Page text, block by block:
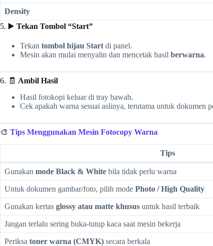
Density
5. ▶️ Tekan Tombol “Start”
Tekan tombol hijau Start di panel.
Mesin akan mulai menyalin dan mencetak hasil berwarna.
6. 🧾 Ambil Hasil
Hasil fotokopi keluar di tray bawah.
Cek apakah warna sesuai aslinya, terutama untuk dokumen
🎨 Tips Menggunakan Mesin Fotocopy Warna
Tips
Gunakan mode Black & White bila tidak perlu warna
Untuk dokumen gambar/foto, pilih mode Photo / High Quality
Gunakan kertas glossy atau matte khusus untuk hasil terbaik
Jangan terlalu sering buka-tutup kaca saat mesin bekerja
Periksa toner warna (CMYK) secara berkala